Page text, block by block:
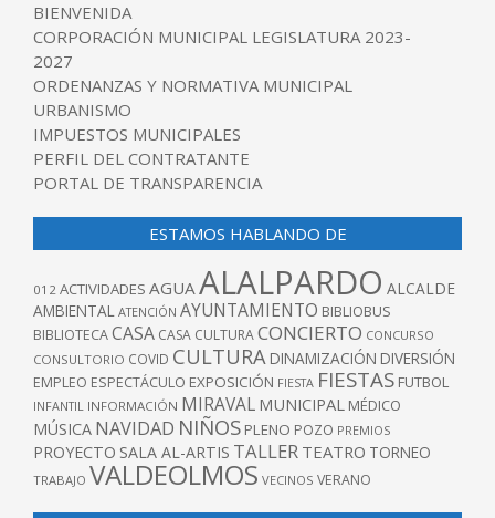
BIENVENIDA
CORPORACIÓN MUNICIPAL LEGISLATURA 2023-
2027
ORDENANZAS Y NORMATIVA MUNICIPAL
URBANISMO
IMPUESTOS MUNICIPALES
PERFIL DEL CONTRATANTE
PORTAL DE TRANSPARENCIA
ESTAMOS HABLANDO DE
012 ACTIVIDADES AGUAALALPARDO ALCALDE
AMBIENTAL ATENCIÓN AYUNTAMIENTO BIBLIOBUS
BIBLIOTECACASA CASA CULTURACONCIERTO CONCURSO
CONSULTORIO COVID CULTURA DINAMIZACIÓN DIVERSIÓN
EMPLEO ESPECTÁCULO EXPOSICIÓN FIESTA FIESTAS FUTBOL
INFANTIL INFORMACIÓN MIRAVAL MUNICIPAL MÉDICO
MÚSICA NAVIDAD NIÑOS PLENO POZO PREMIOS
PROYECTO SALA AL-ARTIS TALLER TEATRO TORNEO
TRABAJO VALDEOLMOS VECINOS VERANO